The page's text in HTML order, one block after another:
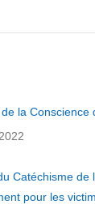
de la Conscience
Catéchisme de
pour les